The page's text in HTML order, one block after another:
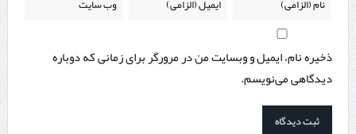
ذخیره نام، ایمیل و وبسایت من در مرورگر برای زمانی که دوباره
دیدگاهی می‌نویسم.